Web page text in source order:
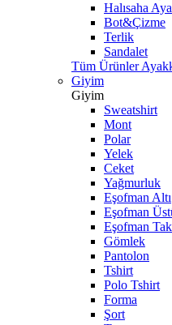
Halısaha
Bot&Çizme
Terlik
Sandalet
Tüm Ürünler
Giyim
Giyim
Sweatshirt
Mont
Polar
Yelek
Ceket
Yağmurluk
Eşofman Altı
Eşofman
Eşofman
Gömlek
Pantolon
Tshirt
Polo Tshirt
Forma
Şort